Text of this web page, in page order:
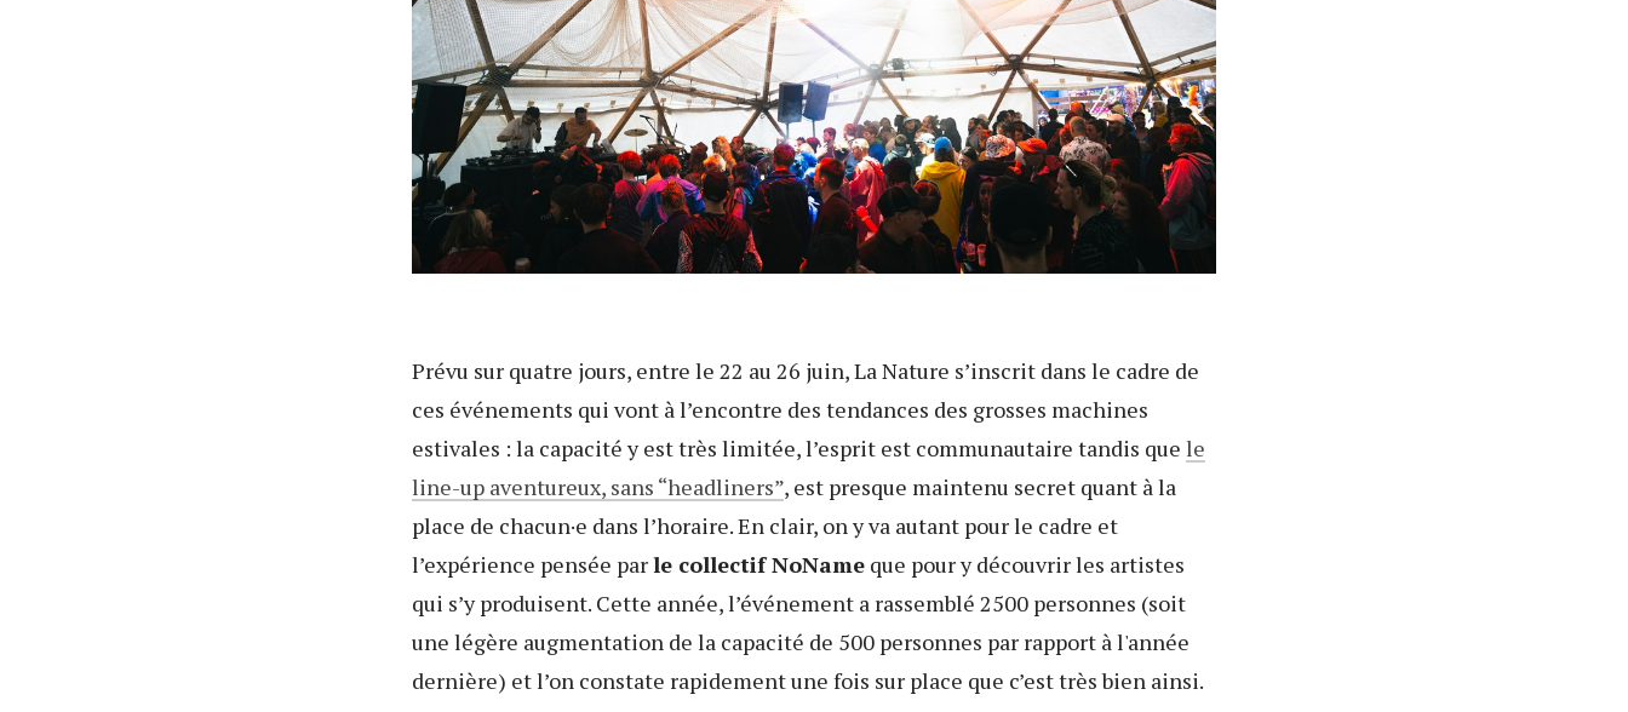
Prévu sur quatre jours, entre le 22 au 26 juin, La Nature s’inscrit dans le cadre de
ces événements qui vont à l’encontre des tendances des grosses machines
estivales : la capacité y est très limitée, l’esprit est communautaire tandis que le
line-up aventureux, sans “headliners”, est presque maintenu secret quant à la
place de chacun·e dans l’horaire. En clair, on y va autant pour le cadre et
l’expérience pensée parle collectif NoName que pour y découvrir les artistes
qui s’y produisent. Cette année, l’événement a rassemblé 2500 personnes (soit
une légère augmentation de la capacité de 500 personnes par rapport à l'année
dernière) et l’on constate rapidement une fois sur place que c’est très bien ainsi.